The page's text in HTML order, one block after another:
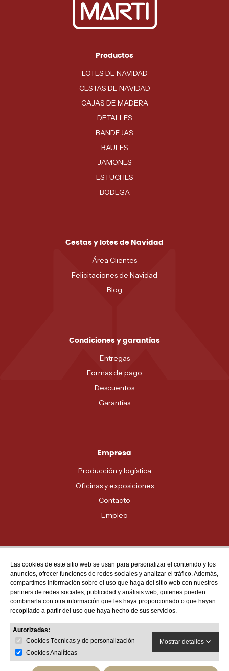
Productos
LOTES DE NAVIDAD
CESTAS DE NAVIDAD
CAJAS DE MADERA
DETALLES
BANDEJAS
BAULES
JAMONES
ESTUCHES
BODEGA
Cestas y lotes de Navidad
Área Clientes
Felicitaciones de Navidad
Blog
Condiciones y garantías
Entregas
Formas de pago
Descuentos
Garantías
Empresa
Producción y logística
Oficinas y exposiciones
Contacto
Empleo
Atención al cliente
MADRID - 91 678 70 70
BARCELONA - 93 635 28 28
VALENCIA - 96 159 71 61
Las cookies de este sitio web se usan para personalizar el contenido y los
anuncios, ofrecer funciones de redes sociales y analizar el tráfico. Además,
compartimos información sobre el uso que haga del sitio web con nuestros
partners de redes sociales, publicidad y análisis web, quienes pueden
combinarla con otra información que les haya proporcionado o que hayan
recopilado a partir del uso que haya hecho de sus servicios.
Autorizadas:
Cookies Técnicas y de personalización
Cookies Analíticas
Mostrar detalles